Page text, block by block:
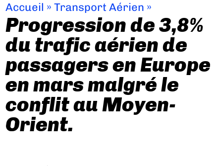
Accueil »Transport Aérien »
Progression de 3,8%
du trafic aérien de
passagers en Europe
en mars malgré le
conflit au Moyen-
Orient.